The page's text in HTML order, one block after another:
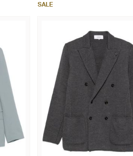
SALE